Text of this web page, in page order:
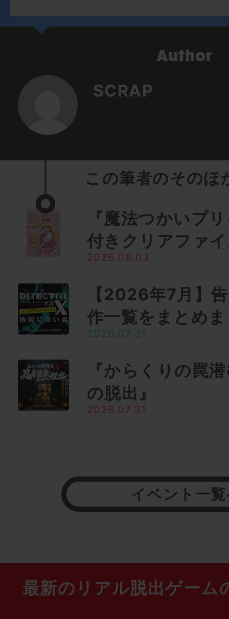
SCRAP
この筆者のそのほ
『魔法つかいプ
付きクリアファ
2026.08.03
【2026年7月】
作一覧をまとめ
2026.07.31
『からくりの罠
の脱出』
2026.07.31
イベント一
最新のリアル脱出ゲーム